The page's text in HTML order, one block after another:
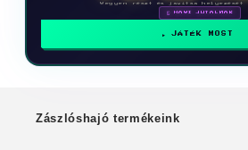
Vegyen részt és javítsa helyezését
🗓 HAVI JUTALMAK
JÁTÉK MOST
Zászlóshajó termékeink